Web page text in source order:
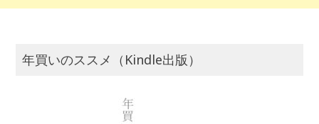
年買いのススメ（Kindle出版）